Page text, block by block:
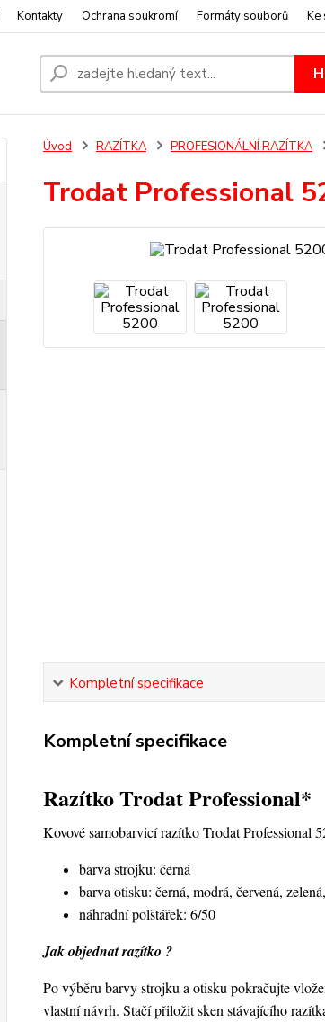
Kontakty Ochrana soukromí Formáty souborů Ke
Úvod RAZÍTKA PROFESIONÁLNÍ RAZÍTKA
Trodat Professional
Kompletní specifikace
Kompletní specifikace
Razítko Trodat Professional*
Kovové samobarvicí razítko Trodat Professional
barva strojku: černá
barva otisku: černá, modrá, červená,
náhradní polštářek: 6/50
Jak objednat razítko ?
Po výběru barvy strojku a otisku pokračujte
vlastní návrh. Stačí přiložit sken stávajícího